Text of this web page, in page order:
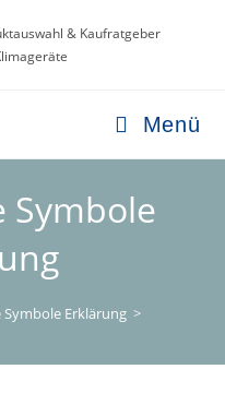
& Kaufratgeber
Menü
Symbole
Symbole Erklärung >